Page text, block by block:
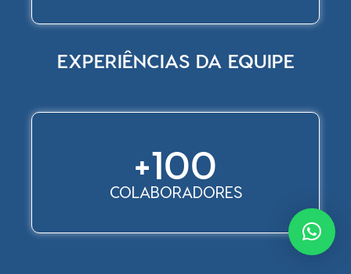
EXPERIÊNCIAS DA EQUIPE
+100
COLABORADORES